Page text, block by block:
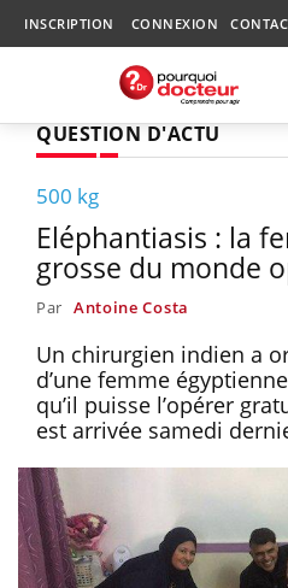
INSCRIPTION CONNEXION
QUESTION D'ACTU
500 kg
Eléphantiasis : la
grosse du monde
Par Antoine Costa
Un chirurgien indien a
d’une femme
qu’il puisse l’opérer
est arrivée samedi